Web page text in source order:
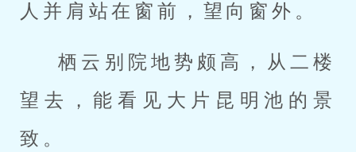
人并肩站在窗前，望向窗外。
栖云别院地势颇高，从二楼
望去，能看见大片昆明池的景
致。